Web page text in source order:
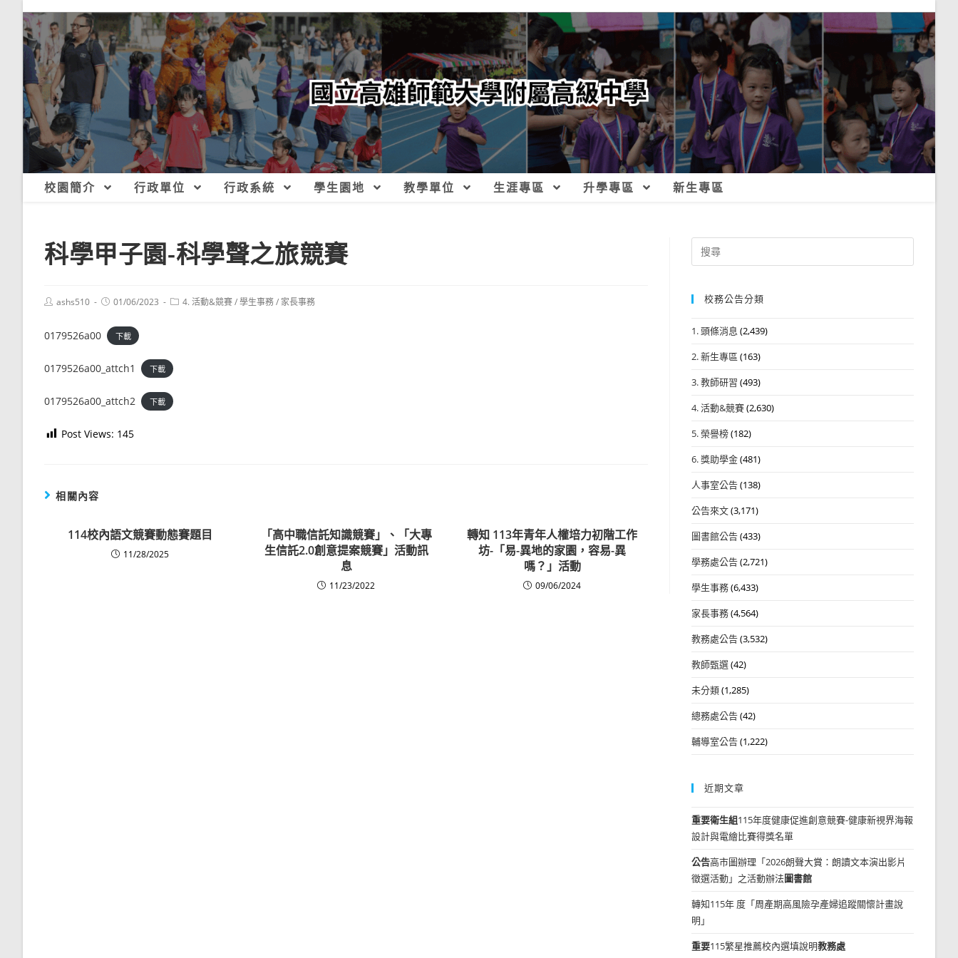
校園簡介 行政單位 行政系統 學生園地 教學單位 生涯專區 升學專區 新生專區
科學甲子園-科學聲之旅競賽
Postashs510
Post01/06/2023
Post4. 活動&競賽/學生事務/ 家長事務
0179526a00 下載
0179526a00_attch1 下載
0179526a00_attch2 下載
Post Views: 145
相關內容
114校內語文競賽動態賽題目
11/28/2025
「高中職信託知識競賽」、「大專
生信託2.0創意提案競賽」活動訊
息
11/23/2022
轉知 113年青年人權培力初階工作
坊-「易-異地的家園，容易-異
嗎？」活動
09/06/2024
Search
for:
校務公告分類
1. 頭條消息 (2,439)
2. 新生專區 (163)
3. 教師研習 (493)
4. 活動&競賽(2,630)
5. 榮譽榜(182)
6. 獎助學金(481)
人事室公告(138)
公告來文(3,171)
圖書館公告(433)
學務處公告(2,721)
學生事務(6,433)
家長事務(4,564)
教務處公告(3,532)
教師甄選(42)
未分類(1,285)
總務處公告(42)
輔導室公告(1,222)
近期文章
重要衛生組115年度健康促進創意競賽-健康新視界海報
設計與電繪比賽得獎名單
公告高市圖辦理「2026朗聲大賞：朗讀文本演出影片
徵選活動」之活動辦法圖書館
轉知115年 度「周產期高風險孕產婦追蹤關懷計畫說
明」
重要115繁星推薦校內選填說明教務處